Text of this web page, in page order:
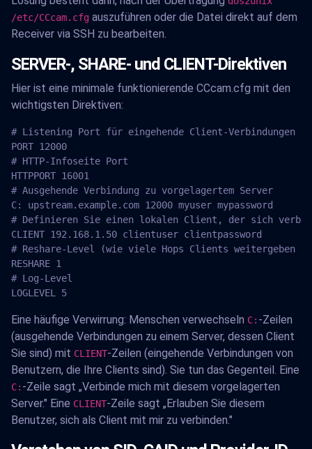
/etc/CCcam.cfg auszuführen oder die Datei direkt auf dem
Receiver via SSH zu bearbeiten.
SERVER-, SHARE- und CLIENT-Direktiven
Hier ist eine minimale funktionierende CCcam.cfg mit den
wichtigsten Direktiven:
# Listening Port für eingehende Client-Verbindungen
PORT 12000
# HTTP-Infoseite Port
HTTPPORT 16001
# Ausgehende Verbindung zu vorgelagertem Server
C: upstream.example.com 12000 myuser mypassword
# Definieren Sie einen lokalen Client, der sich
CLIENT 192.168.1.50 clientuser clientpassword
# Reshare-Level (wie viele Hops Clients weitergeben
RESHARE 1
# Log-Level
LOGLEVEL 5
Eine häufige Verwirrung: Menschen verwechseln C: -Zeilen
(ausgehende Verbindungen zu einem Server, dessen Client
Sie sind) mit CLIENT-Zeilen (eingehende Verbindungen von
Benutzern, die Ihre Clients sind). Sie tun das Gegenteil. Eine
C: -Zeile sagt „Verbinde mich mit diesem vorgelagerten
Server." Eine CLIENT-Zeile sagt „Erlauben Sie diesem
Benutzer, sich als Client mit mir zu verbinden."